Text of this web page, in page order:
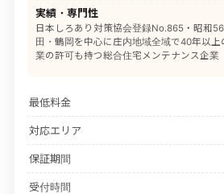
実績・専門性
日本しろあり対策協会登録No.865・昭和
田・鶴岡を中心に庄内地域全域で40年以
業の許可も持つ総合住宅メンテナンス企業
最低料金
対応エリア
保証期間
受付時間